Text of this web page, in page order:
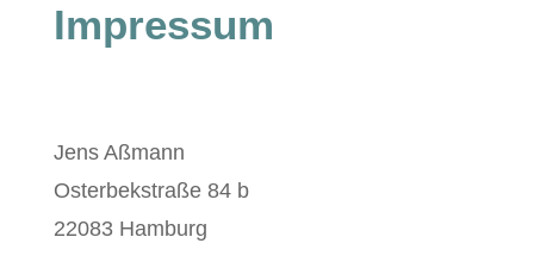
Impressum
Jens Aßmann
Oster­bek­straße 84 b
22083 Ham­burg